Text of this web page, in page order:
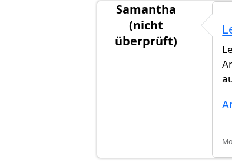
Samantha
(nicht
überprüft)
Hallo